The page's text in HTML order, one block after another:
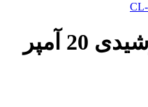
کنترل شارژر خورشیدی 20 آمپر